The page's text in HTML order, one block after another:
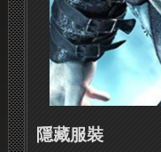
隱藏服裝